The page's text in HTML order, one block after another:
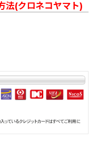
法(クロネコヤマト)